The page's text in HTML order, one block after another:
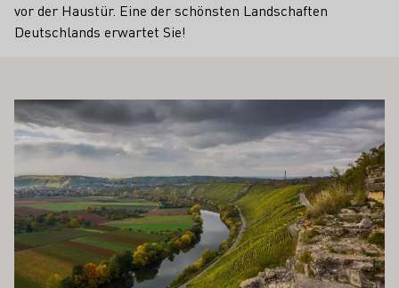
vor der Haustür. Eine der schönsten Landschaften
Deutschlands erwartet Sie!
INTERESSIEREN
Mehr erfahren